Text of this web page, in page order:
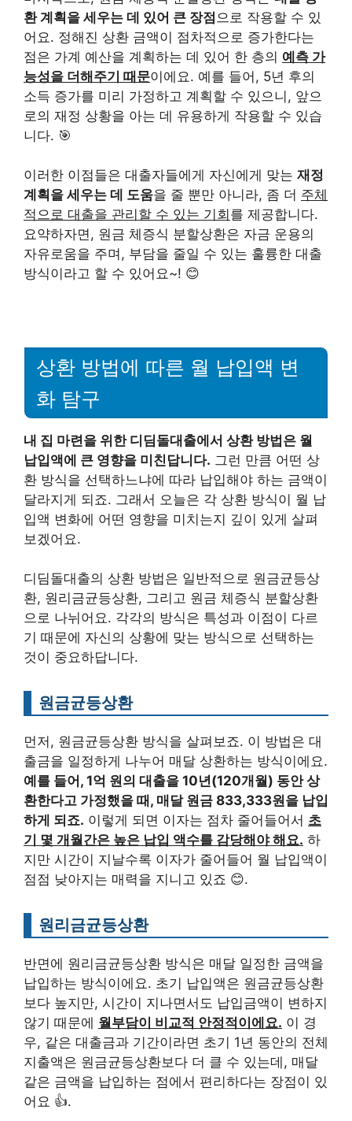
환 계획을 세우는 데 있어 큰 장점 으로 작용할 수 있
어요. 정해진 상환 금액이 점차적으로 증가한다는
점은 가계 예산을 계획하는 데 있어 한 층의 예측 가
능성을 더해주기 때문이에요. 예를 들어, 5년 후의
소득 증가를 미리 가정하고 계획할 수 있으니, 앞으
로의 재정 상황을 아는 데 유용하게 작용할 수 있습
니다. 🎯
이러한 이점들은 대출자들에게 자신에게 맞는 재정
계획을 세우는 데 도움을 줄 뿐만 아니라, 좀 더 주체
적으로 대출을 관리할 수 있는 기회 를 제공합니다.
요약하자면, 원금 체증식 분할상환은 자금 운용의
자유로움을 주며, 부담을 줄일 수 있는 훌륭한 대출
방식이라고 할 수 있어요~! 😊
상환 방법에 따른 월 납입액 변
화 탐구
내 집 마련을 위한 디딤돌대출에서 상환 방법은 월
납입액에 큰 영향을 미친답니다. 그런 만큼 어떤 상
환 방식을 선택하느냐에 따라 납입해야 하는 금액이
달라지게 되죠. 그래서 오늘은 각 상환 방식이 월 납
입액 변화에 어떤 영향을 미치는지 깊이 있게 살펴
보겠어요.
디딤돌대출의 상환 방법은 일반적으로 원금균등상
환, 원리금균등상환, 그리고 원금 체증식 분할상환
으로 나뉘어요. 각각의 방식은 특성과 이점이 다르
기 때문에 자신의 상황에 맞는 방식으로 선택하는
것이 중요하답니다.
원금균등상환
먼저, 원금균등상환 방식을 살펴보죠. 이 방법은 대
출금을 일정하게 나누어 매달 상환하는 방식이에요.
예를 들어, 1억 원의 대출을 10년(120개월) 동안 상
환한다고 가정했을 때, 매달 원금 833,333원을 납입
하게 되죠. 이렇게 되면 이자는 점차 줄어들어서 초
기 몇 개월간은 높은 납입 액수를 감당해야 해요. 하
지만 시간이 지날수록 이자가 줄어들어 월 납입액이
점점 낮아지는 매력을 지니고 있죠 😊.
원리금균등상환
반면에 원리금균등상환 방식은 매달 일정한 금액을
납입하는 방식이에요. 초기 납입액은 원금균등상환
보다 높지만, 시간이 지나면서도 납입금액이 변하지
않기 때문에 월부담이 비교적 안정적이에요. 이 경
우, 같은 대출금과 기간이라면 초기 1년 동안의 전체
지출액은 원금균등상환보다 더 클 수 있는데, 매달
같은 금액을 납입하는 점에서 편리하다는 장점이 있
어요 👍.